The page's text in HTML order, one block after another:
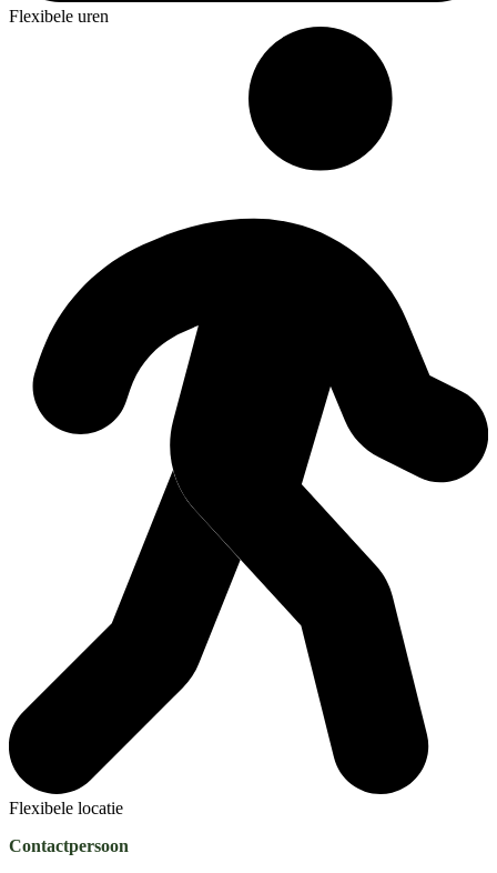
Flexibele uren
Flexibele locatie
Contactpersoon